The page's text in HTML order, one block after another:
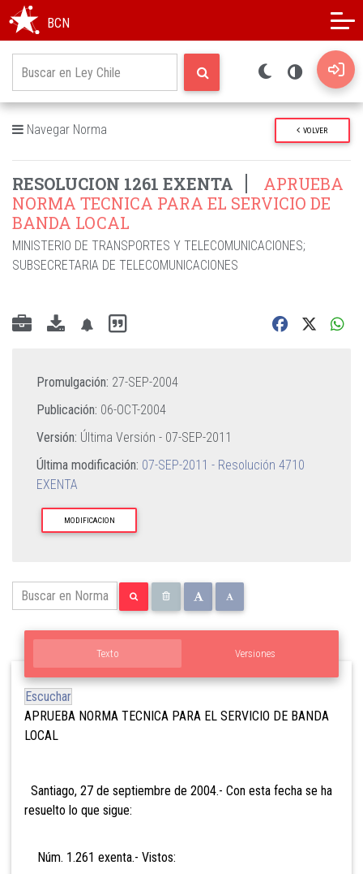
BCN
Navegar Norma VOLVER
RESOLUCION 1261 EXENTA
APRUEBA
NORMA TECNICA PARA EL SERVICIO DE
BANDA LOCAL
MINISTERIO DE TRANSPORTES Y TELECOMUNICACIONES;
SUBSECRETARIA DE TELECOMUNICACIONES
Promulgación: 27-SEP-2004
Publicación: 06-OCT-2004
Versión: Última Versión - 07-SEP-2011
Última modificación: 07-SEP-2011 - Resolución 4710
EXENTA
MODIFICACION
Texto Versiones
Escuchar
APRUEBA NORMA TECNICA PARA EL SERVICIO DE BANDA
LOCAL
Santiago, 27 de septiembre de 2004.- Con esta fecha se ha
resuelto lo que sigue:
Núm. 1.261 exenta.- Vistos: